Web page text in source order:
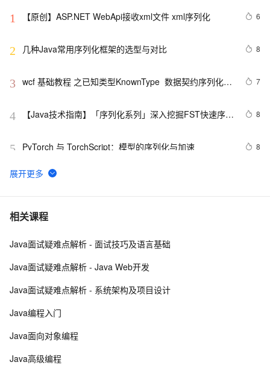
1 【原创】ASP.NET WebApi接收xml文件 xml序列化 6
2 几种Java常用序列化框架的选型与对比 8
3 wcf 基础教程 之已知类型KnownType  数据契约序列化
7
4
【Java技术指南】「序列化系列」深入挖掘FST快速序列
8
5 PyTorch 与 TorchScript：模型的序列化与加速 8
6 学习:erlang的term反序列化，string转换为term
7 序列化和反序列化（1）---[Serializable]
8 Java对象序列化
10C#通过序列化实现深拷贝
相关课程
Java面试疑难点解析 - 面试技巧及语言基础
Java面试疑难点解析 - Java Web开发
Java面试疑难点解析 - 系统架构及项目设计
Java编程入门
Java面向对象编程
Java高级编程